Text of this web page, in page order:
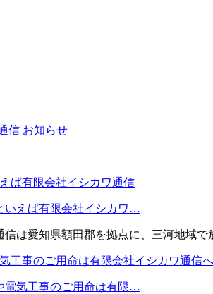
信 お知らせ
いえば有限会社イシカワ…
信は愛知県額田郡を拠点に、三河地域
電気工事のご用命は有限…